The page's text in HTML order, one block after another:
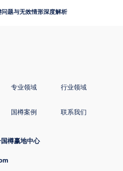
题与无效情形深度解析
专业领域 行业领域
国樽案例 联系我们
樽赢地中心